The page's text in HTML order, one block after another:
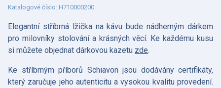
Katalogové číslo: H710000200
Elegantní stříbrná lžička na kávu bude nádherným dárkem
pro milovníky stolování a krásných věcí. Ke každému kusu
si můžete objednat dárkovou kazetu zde.
Ke stříbrným příborů Schiavon jsou dodávány certifikáty,
který zaručuje jeho autenticitu a vysokou kvalitu provedení.